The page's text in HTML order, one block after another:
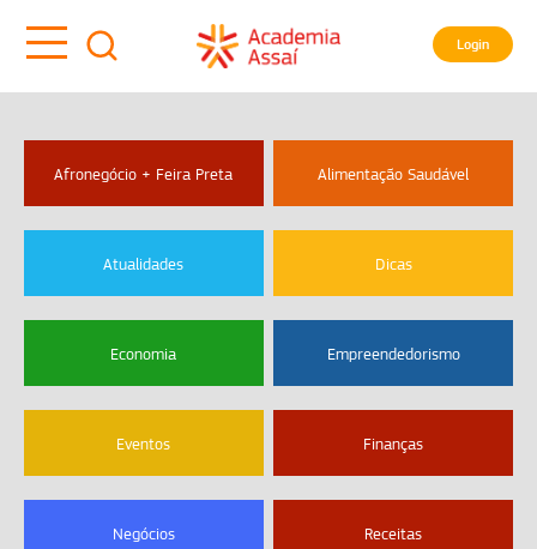
Login
Afronegócio + Feira Preta Alimentação Saudável
Atualidades Dicas
Economia Empreendedorismo
Eventos Finanças
Negócios Receitas